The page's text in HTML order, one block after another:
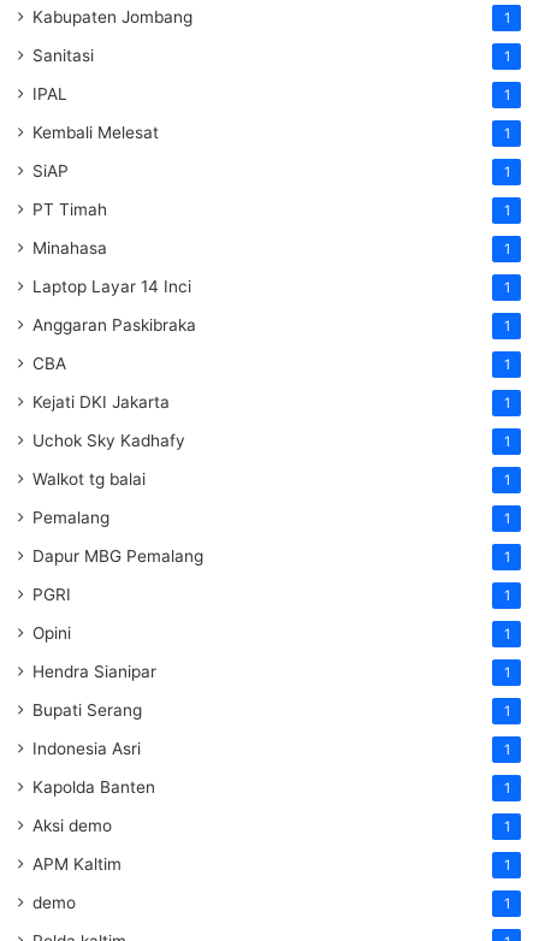
Kabupaten Jombang 1
Sanitasi 1
IPAL 1
Kembali Melesat 1
SiAP 1
PT Timah 1
Minahasa 1
Laptop Layar 14 Inci 1
Anggaran Paskibraka 1
CBA 1
Kejati DKI Jakarta 1
Uchok Sky Kadhafy 1
Walkot tg balai 1
Pemalang 1
Dapur MBG Pemalang 1
PGRI 1
Opini 1
Hendra Sianipar 1
Bupati Serang 1
Indonesia Asri 1
Kapolda Banten 1
Aksi demo 1
APM Kaltim 1
demo 1